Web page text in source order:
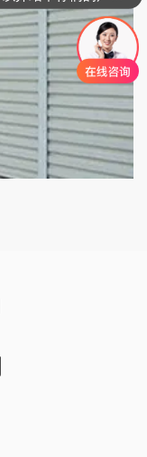
你们是怎么收费的呢